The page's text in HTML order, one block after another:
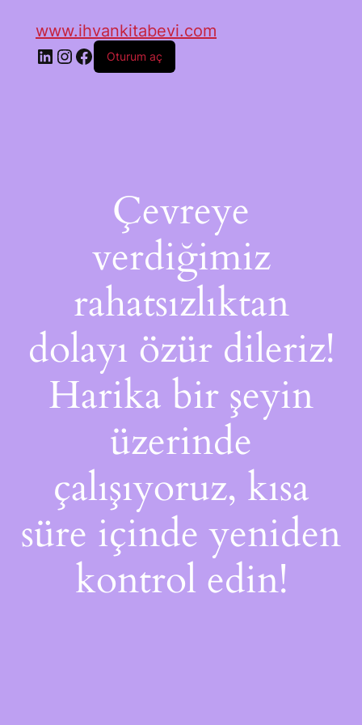
www.ihvankitabevi.com
Oturum aç
Çevreye
verdiğimiz
rahatsızlıktan
dolayı özür dileriz!
Harika bir şeyin
üzerinde
çalışıyoruz, kısa
süre içinde yeniden
kontrol edin!